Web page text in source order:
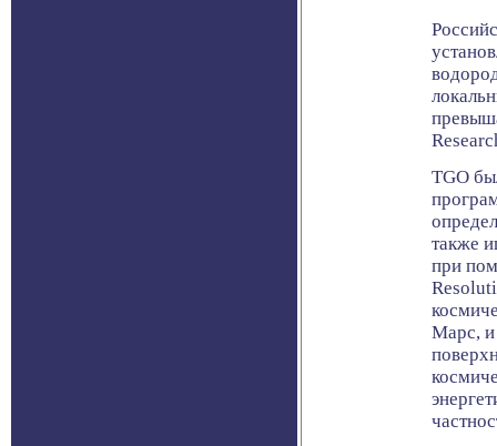
TGO
также
при
Марс, и